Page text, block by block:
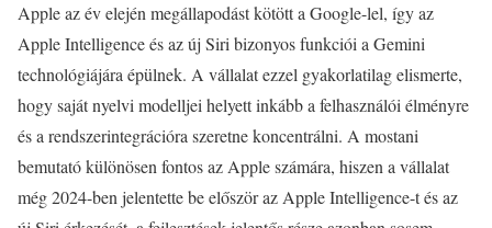
Apple az év elején megállapodást kötött a Google-lel, így az
Apple Intelligence és az új Siri bizonyos funkciói a Gemini
technológiájára épülnek. A vállalat ezzel gyakorlatilag elismerte,
hogy saját nyelvi modelljei helyett inkább a felhasználói élményre
és a rendszerintegrációra szeretne koncentrálni. A mostani
bemutató különösen fontos az Apple számára, hiszen a vállalat
még 2024-ben jelentette be először az Apple Intelligence-t és az